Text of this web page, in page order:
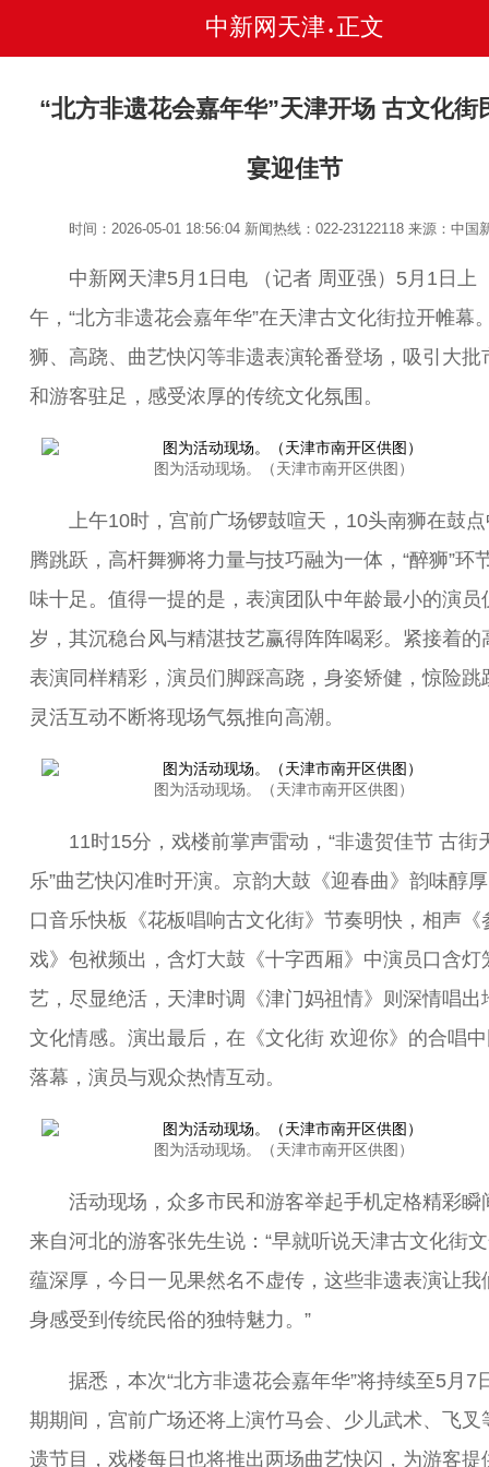
中新网天津 • 正文
“北方非遗花会嘉年华”天津开场 古文化街
宴迎佳节
时间：2026-05-01 18:56:04 新闻热线：022-23122118来源：中国
中新网天津5月1日电 （记者 周亚强）5月1日上
午，“北方非遗花会嘉年华”在天津古文化街拉开帷幕
狮、高跷、曲艺快闪等非遗表演轮番登场，吸引大批
和游客驻足，感受浓厚的传统文化氛围。
图为活动现场。（天津市南开区供图）
上午10时，宫前广场锣鼓喧天，10头南狮在鼓点
腾跳跃，高杆舞狮将力量与技巧融为一体，“醉狮”环
味十足。值得一提的是，表演团队中年龄最小的演员
岁，其沉稳台风与精湛技艺赢得阵阵喝彩。紧接着的
表演同样精彩，演员们脚踩高跷，身姿矫健，惊险跳
灵活互动不断将现场气氛推向高潮。
图为活动现场。（天津市南开区供图）
11时15分，戏楼前掌声雷动，“非遗贺佳节 古街
乐”曲艺快闪准时开演。京韵大鼓《迎春曲》韵味醇
口音乐快板《花板唱响古文化街》节奏明快，相声《
戏》包袱频出，含灯大鼓《十字西厢》中演员口含灯
艺，尽显绝活，天津时调《津门妈祖情》则深情唱出
文化情感。演出最后，在《文化街 欢迎你》的合唱
落幕，演员与观众热情互动。
图为活动现场。（天津市南开区供图）
活动现场，众多市民和游客举起手机定格精彩瞬
来自河北的游客张先生说：“早就听说天津古文化街
蕴深厚，今日一见果然名不虚传，这些非遗表演让我
身感受到传统民俗的独特魅力。”
据悉，本次“北方非遗花会嘉年华”将持续至5月7
期期间，宫前广场还将上演竹马会、少儿武术、飞叉
遗节目，戏楼每日也将推出两场曲艺快闪，为游客提